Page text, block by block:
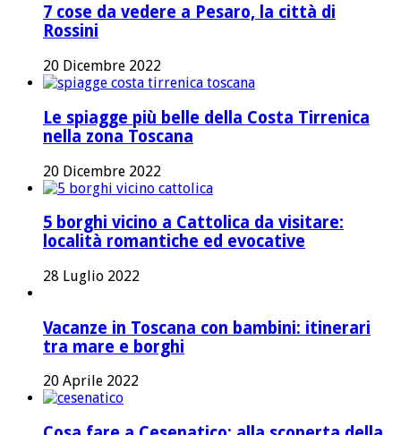
7 cose da vedere a Pesaro, la città di
Rossini
20 Dicembre 2022
Le spiagge più belle della Costa Tirrenica
nella zona Toscana
20 Dicembre 2022
5 borghi vicino a Cattolica da visitare:
località romantiche ed evocative
28 Luglio 2022
Vacanze in Toscana con bambini: itinerari
tra mare e borghi
20 Aprile 2022